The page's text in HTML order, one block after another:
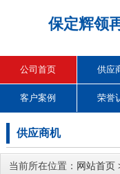
保定辉领
公司首页 供应
客户案例 荣誉
供应商机
当前所在位置： 网站首页